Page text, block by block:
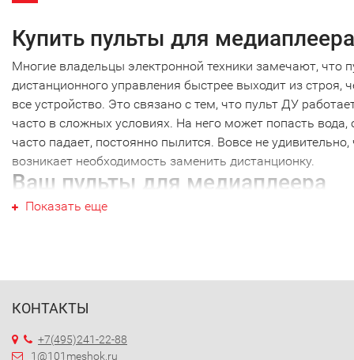
Купить пульты для медиаплеера
Многие владельцы электронной техники замечают, что
дистанционного управления быстрее выходит из строя,
все устройство. Это связано с тем, что пульт ДУ
часто в сложных условиях. На него может попасть вода,
часто падает, постоянно пылится. Вовсе не удивительно,
возникает необходимость заменить дистанционку.
Ваш пульты для медиаплеера
Ваш пульты для медиаплеера не являются исключением,
каждый пульт ДУ работает только с определенной
устройство, которое не будет работать с вашей техникой.
Показать еще
КОНТАКТЫ
+7(495)241-22-88
1@101meshok.ru